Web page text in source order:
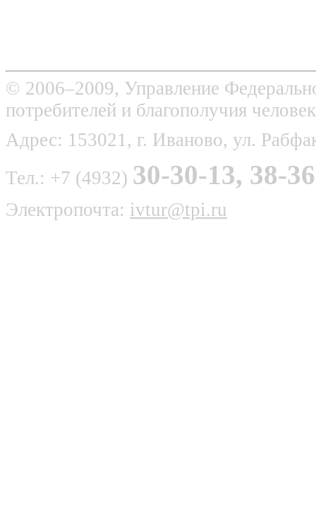
© 2006–2009, Управление
потребителей и благополучия
Адрес: 153021, г. Иваново, ул.
Тел.: +7 (4932) 30-30-13, 38-
Электропочта: ivtur@tpi.ru